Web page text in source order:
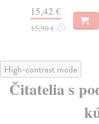
21,10 € ?
High-contrast mode
Čitatelia s